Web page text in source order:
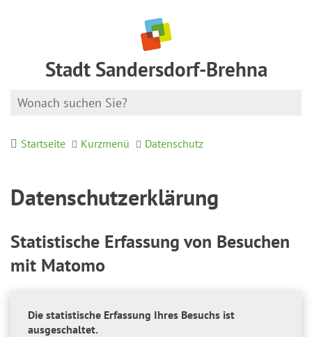
Stadt Sandersdorf-Brehna
Startseite Kurzmenü Datenschutz
Datenschutzerklärung
Statistische Erfassung von Besuchen
mit Matomo
Die statistische Erfassung Ihres Besuchs ist
ausgeschaltet.